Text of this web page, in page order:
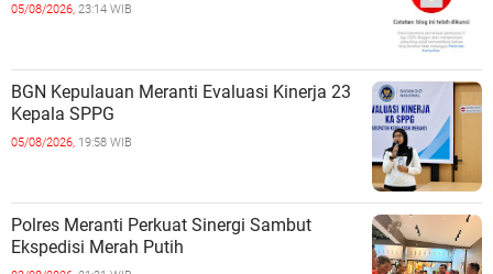
05/08/2026, 23:14 WIB
BGN Kepulauan Meranti Evaluasi Kinerja 23
Kepala SPPG
05/08/2026, 19:58 WIB
Polres Meranti Perkuat Sinergi Sambut
Ekspedisi Merah Putih